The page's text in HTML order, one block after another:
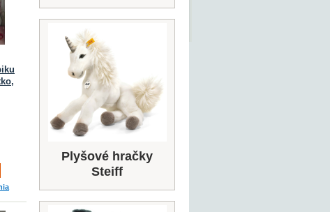
Plyšové hračky
Steiff